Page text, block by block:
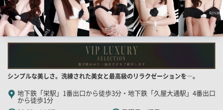
店
舗
PR
シンプルな美しさ。洗練された美女と最高級のリラクゼーションを―。
地下鉄「栄駅」1番出口から徒歩3分・地下鉄「久屋大通駅」4番出口
から徒歩1分